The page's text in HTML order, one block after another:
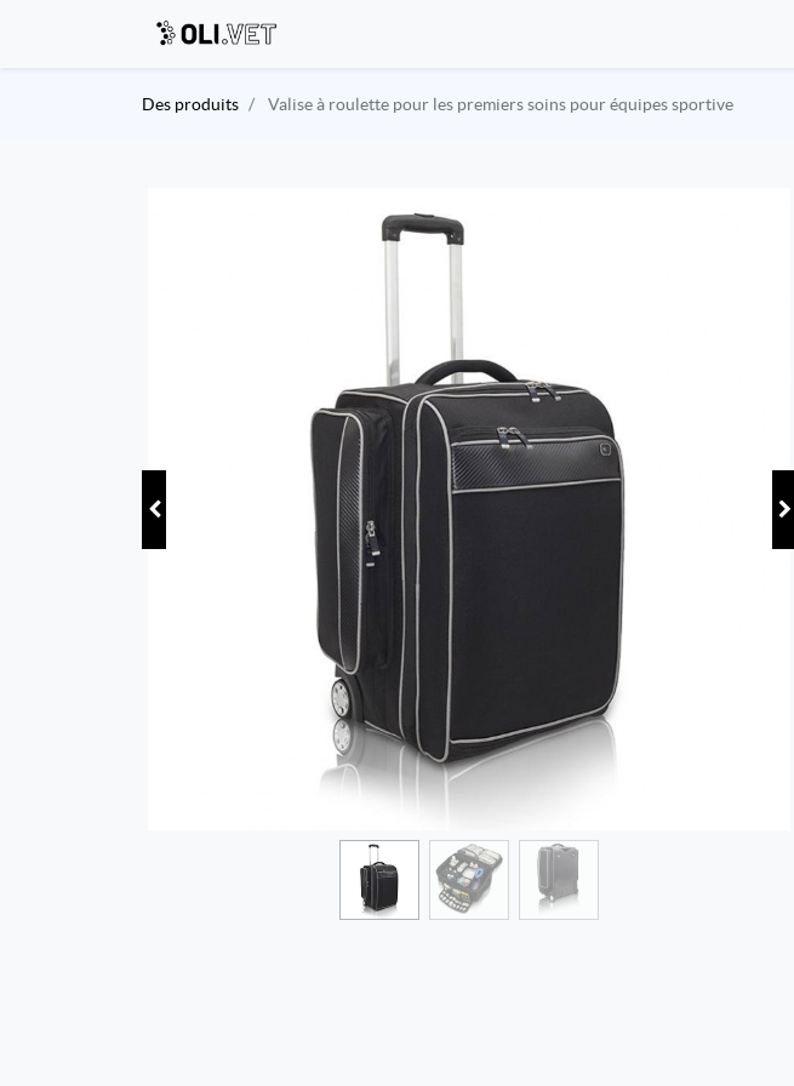
Des produits Valise à roulette pour les premiers soins pour équipes sportive